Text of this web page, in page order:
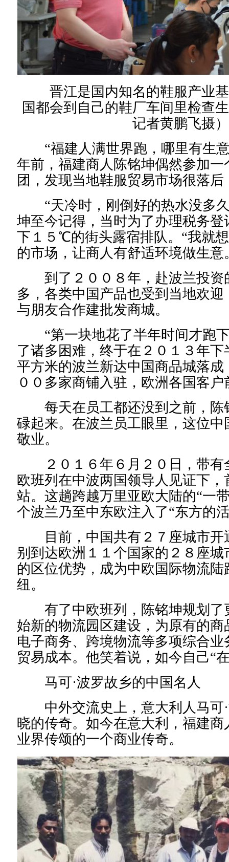
晋江是国内知名的鞋服产业
国都会到自己的鞋厂车间里检查
记者黄鹏飞摄）
“福建人满世界跑，哪里有生意
年前，福建商人陈铭坤偶然参加
团，发现当地鞋服贸易市场很落
“天冷时，刚倒好的热水没多久
坤至今记得，当时为了办理税务
下１５℃的街头露宿排队。“我就
的市场，让商人有舒适环境做生意
到了２００８年，赴波兰投资
多，各类中国产品也受到当地欢
与朋友合作建批发商城。
“第一块地花了半年时间才跑下
了诸多困难，终于在２０１３年
平方米的波兰新达中国商品城落
００多家商铺入驻，欧洲各国客
每天在员工都还没到之前，陈
碌起来。在波兰员工眼里，这位
敬业。
２０１６年６月２０日，带有
欧班列在中波两国领导人见证下
站。这趟跨越万里亚欧大陆的“一
个波兰乃至中东欧注入了“东方的
目前，中国共有２７座城市开
别到达欧洲１１个国家的２８座
的区位优势，成为中欧国际物流
纽。
有了中欧班列，陈铭坤规划了
始新的物流园区建设，为原有的
电子商务、跨境物流等多项综合
贸易成本。他笑着说，如今自己“
马可·波罗故乡的中国名人
中外交流史上，意大利人马可·
晓的传奇。如今在意大利，福建
业界传颂的一个商业传奇。